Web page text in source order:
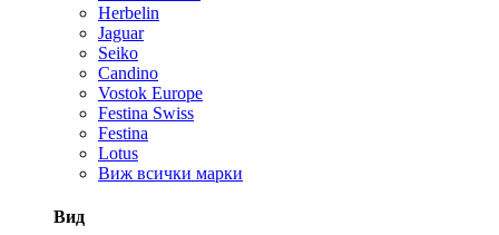
Herbelin
Jaguar
Seiko
Candino
Vostok Europe
Festina Swiss
Festina
Lotus
Виж всички марки
Вид